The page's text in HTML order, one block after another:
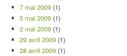
7 mai 2009 (1)
5 mai 2009 (1)
2 mai 2009 (1)
29 avril 2009 (1)
28 avril 2009 (1)